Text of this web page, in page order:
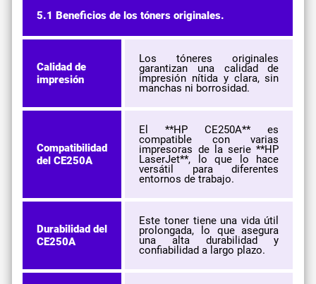
5.1 Beneficios de los tóners originales.
Calidad de
impresión
Los tóneres originales
garantizan una calidad de
impresión nítida y clara, sin
manchas ni borrosidad.
Compatibilidad
del CE250A
El **HP CE250A** es
compatible con varias
impresoras de la serie **HP
LaserJet**, lo que lo hace
versátil para diferentes
entornos de trabajo.
Durabilidad del
CE250A
Este toner tiene una vida útil
prolongada, lo que asegura
una alta durabilidad y
confiabilidad a largo plazo.